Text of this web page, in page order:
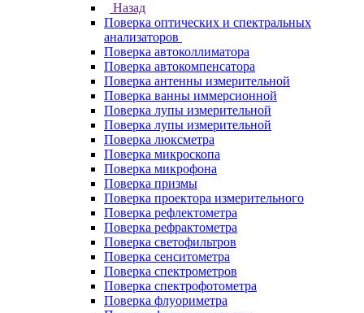
Назад
Поверка оптических и спектральных
анализаторов
Поверка автоколлиматора
Поверка автокомпенсатора
Поверка антенны измерительной
Поверка ванны иммерсионной
Поверка лупы измерительной
Поверка лупы измерительной
Поверка люксметра
Поверка микроскопа
Поверка микрофона
Поверка призмы
Поверка проектора измерительного
Поверка рефлектометра
Поверка рефрактометра
Поверка светофильтров
Поверка сенситометра
Поверка спектрометров
Поверка спектрофотометра
Поверка флуориметра